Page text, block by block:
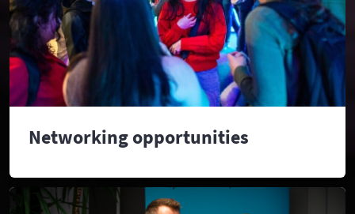
Networking opportunities